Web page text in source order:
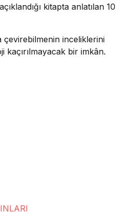
kitapta anlatılan 10
çevirebilmenin inceliklerini
kaçırılmayacak bir imkân.